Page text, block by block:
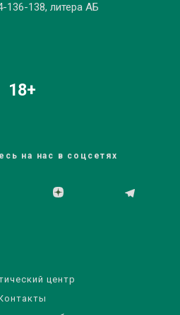
136-138, литера АБ
18+
на нас в соцсетях
центр